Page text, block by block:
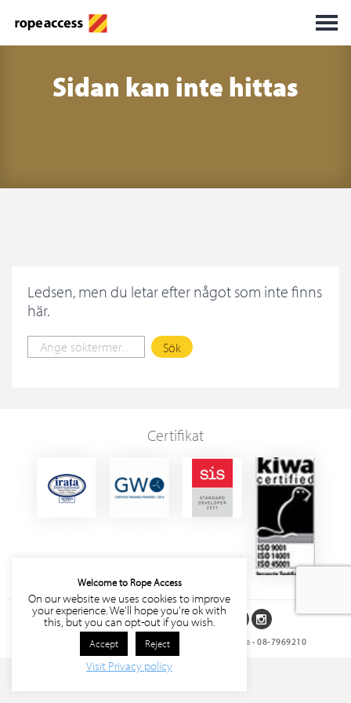
Sidan kan inte hittas
Ledsen, men du letar efter något som inte finns
här.
Certifikat
Följ oss på sociala medier
Rope Access Sverige AB • Storgatan 27, 171 63 Solna • 08-7969210
Welcome to Rope Access
On our website we uses cookies to improve
your experience. We'll hope you're ok with
this, but you can opt-out if you wish.
Accept Reject
Visit Privacy policy